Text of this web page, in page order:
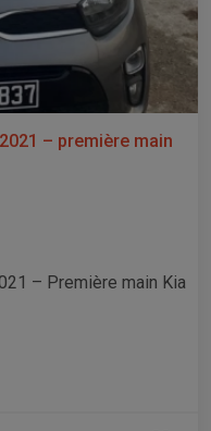
– première main
– Première main Kia